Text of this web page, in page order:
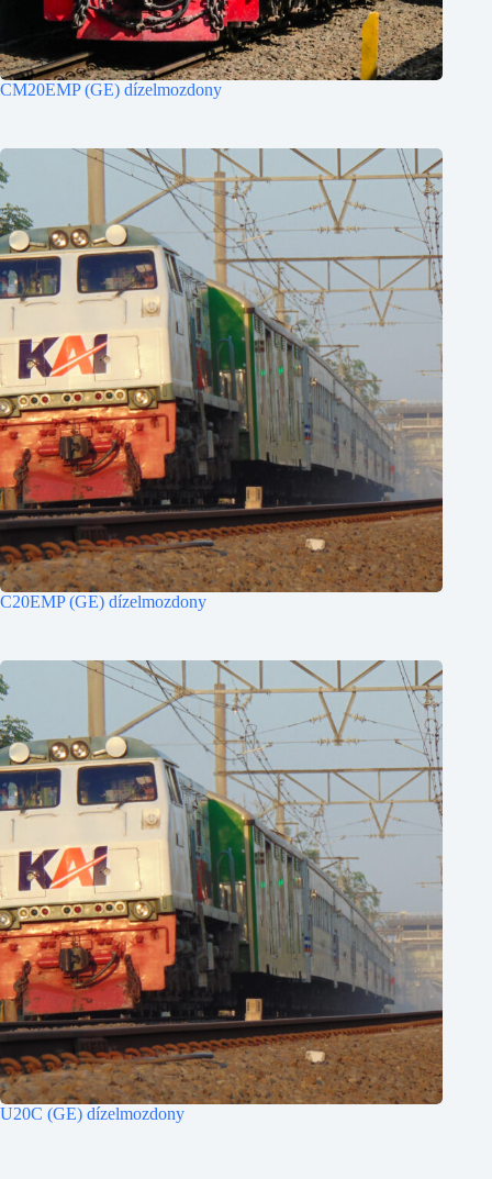
CM20EMP (GE) dízelmozdony
C20EMP (GE) dízelmozdony
U20C (GE) dízelmozdony